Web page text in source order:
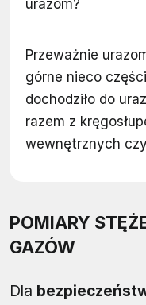
urazom?
Przeważnie
górne nieco
dochodziło do
razem z
wewnętrznych czy
POMIARY
GAZÓW
Dla